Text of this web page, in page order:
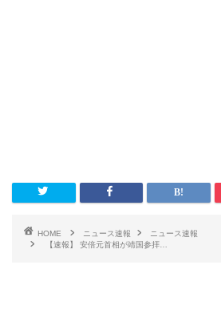
HOME ニュース速報
ニュース速報
【速報】 安倍元首相が靖国参拝…